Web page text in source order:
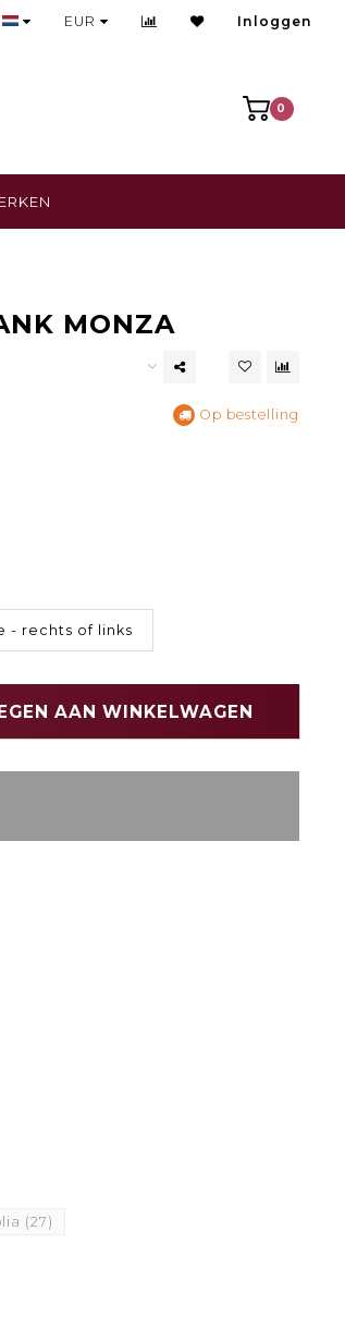
Bezoek onze gezellige winkel
EUR Inloggen
0
MONZA
Op bestelling
- rechts of links
AAN WINKELWAGEN
(27)